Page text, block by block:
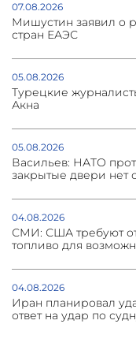
07.08.2026
Мишустин заявил о
стран ЕАЭС
05.08.2026
Турецкие
Акна
05.08.2026
Васильев: НАТО
закрытые двери нет
04.08.2026
СМИ: США требуют
топливо для
04.08.2026
Иран планировал
ответ на удар по